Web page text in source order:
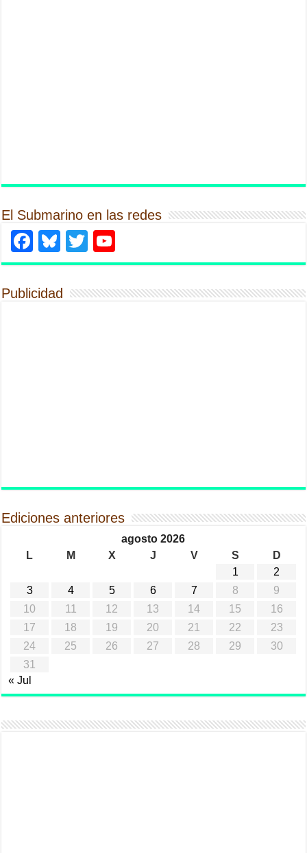
El Submarino en las redes
Facebook
Bluesky
Twitter
Publicidad
Ediciones anteriores
agosto 2026
L
M X J V S
D
1
2
3
4 5 6 7 8
9
10
11 12 13 14 15
16
17
18 19 20 21 22
23
24
25 26 27 28 29
30
31
« Jul